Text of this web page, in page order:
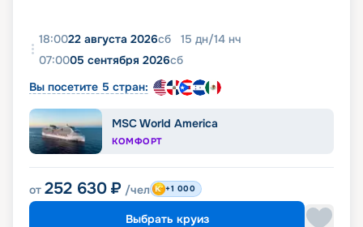
18:0022 августа 2026сб 15 дн/14 нч
07:0005 сентября 2026сб
Вы посетите 5 стран:
MSC World America
КОМФОРТ
от 252 630 ₽ /чел +1 000
Выбрать круиз